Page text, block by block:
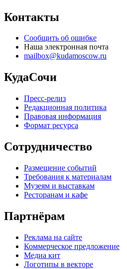
Контакты
Сообщить об ошибке
Наша электронная почта
mailbox@kudamoscow.ru
КудаСочи
Пресс-релиз
Редакционная политика
Правовая информация
Формат ресурса
Сотрудничество
Размещение событий
Требования к материалам
Музеям и выставкам
Ресторанам и кафе
Партнёрам
Реклама на сайте
Коммерческое предложение
Медиа кит
Логотипы в векторе